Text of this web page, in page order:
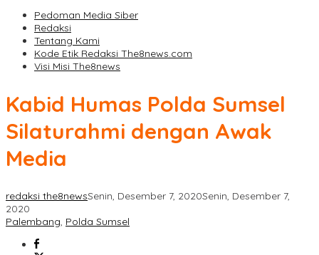
Pedoman Media Siber
Redaksi
Tentang Kami
Kode Etik Redaksi The8news.com
Visi Misi The8news
Kabid Humas Polda Sumsel
Silaturahmi dengan Awak
Media
redaksi the8newsSenin, Desember 7, 2020Senin, Desember 7,
2020
Palembang, Polda Sumsel